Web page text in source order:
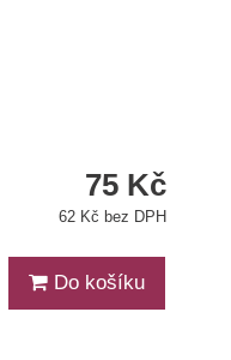
75 Kč
62 Kč bez DPH
Do košíku